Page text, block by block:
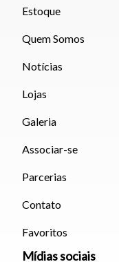
Estoque
Quem Somos
Notícias
Lojas
Galeria
Associar-se
Parcerias
Contato
Favoritos
Mídias sociais